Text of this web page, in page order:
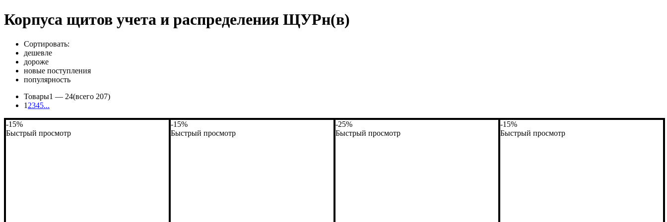
Корпуса щитов учета и распределения ЩУРн(в)
Сортировать:
дешевле
дороже
новые поступления
популярность
Товары1 — 24(всего 207)
1 2345...
-15%
Быстрый просмотр
-15%
Быстрый просмотр
-25%
Быстрый просмотр
-15%
Быстрый просмотр